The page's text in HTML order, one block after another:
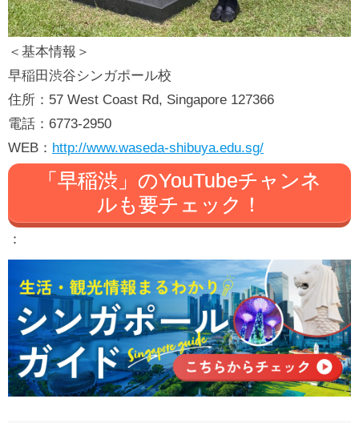
＜基本情報＞
早稲田渋谷シンガポール校
住所：57 West Coast Rd, Singapore 127366
電話：6773-2950
WEB： http://www.waseda-shibuya.edu.sg/
「早稲渋」のYouTubeチャンネ
ルも要チェック！
：